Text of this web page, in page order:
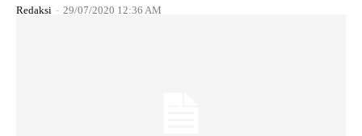
Redaksi - 29/07/2020 12:36 AM